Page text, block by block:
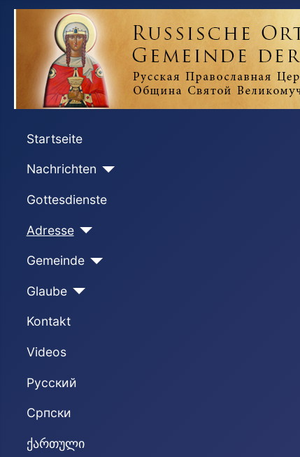
Startseite
Nachrichten
Gottesdienste
Adresse
Gemeinde
Glaube
Kontakt
Videos
Русский
Cрпски
ქართული